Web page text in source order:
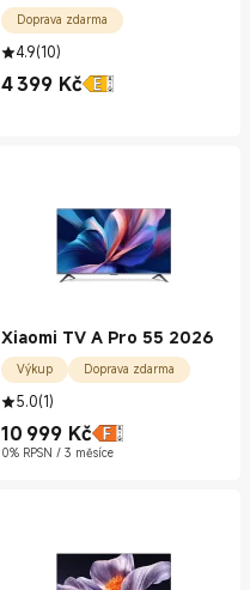
Doprava zdarma
4.9(10)
4 399 Kč
Current Price Kč4399.00
Xiaomi TV A Pro 55 2026
Výkup Doprava zdarma
5.0(1)
10 999 Kč
Current Price Kč10999.00
0% RPSN / 3 měsíce